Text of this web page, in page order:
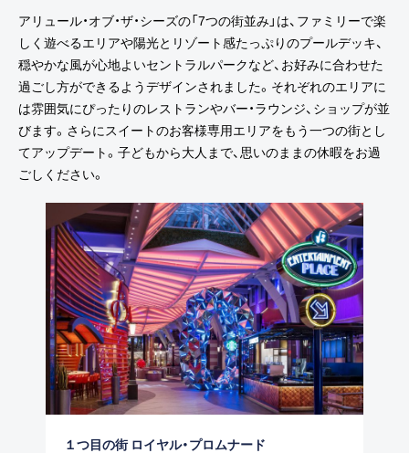
アリュール・オブ・ザ・シーズの「7つの街並み」は、ファミリーで楽
しく遊べるエリアや陽光とリゾート感たっぷりのプールデッキ、
穏やかな風が心地よいセントラルパークなど、お好みに合わせた
過ごし方ができるようデザインされました。それぞれのエリアに
は雰囲気にぴったりのレストランやバー・ラウンジ、ショップが並
びます。さらにスイートのお客様専用エリアをもう一つの街とし
てアップデート。子どもから大人まで、思いのままの休暇をお過
ごしください。
１つ目の街 ロイヤル・プロムナード